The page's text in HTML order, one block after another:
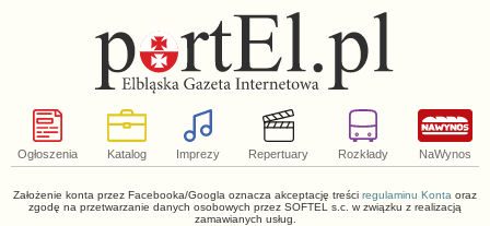
Ogłoszenia Katalog Imprezy Repertuary Rozkłady NaWynos
Założenie konta przez Facebooka/Googla oznacza akceptację treści regulaminu Konta oraz
zgodę na przetwarzanie danych osobowych przez SOFTEL s.c. w związku z realizacją
zamawianych usług.